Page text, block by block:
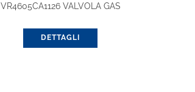
VR4605CA1126 VALVOLA GAS
DETTAGLI